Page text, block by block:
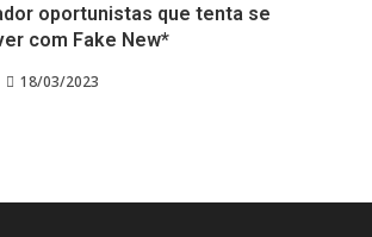
oportunistas que tenta se
com Fake New*
18/03/2023